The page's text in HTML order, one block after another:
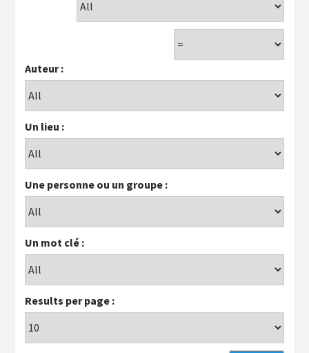
Auteur :
Un lieu :
Une personne ou un groupe :
Un mot clé :
Results per page :